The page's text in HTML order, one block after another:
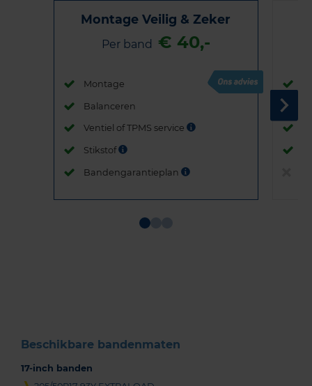
Montage Veilig & Zeker
Per band € 40,-
Montage
Balanceren
Ventiel of TPMS service
Stikstof
Bandengarantieplan
Beschikbare bandenmaten
17-inch banden